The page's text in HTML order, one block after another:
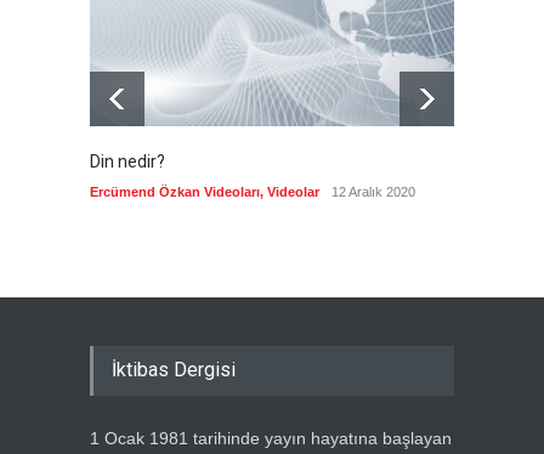
Güncel 7 Ağustos 2026
Din nedir?
Ercümend Özkan Videoları, Videolar 12 Aralık 2020
İktibas Dergisi
1 Ocak 1981 tarihinde yayın hayatına başlayan